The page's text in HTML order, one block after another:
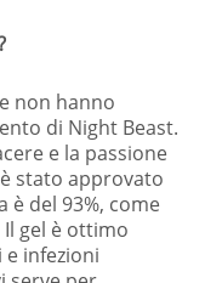
non hanno
di Night Beast.
e la passione
stato approvato
è del 93%, come
gel è ottimo
infezioni